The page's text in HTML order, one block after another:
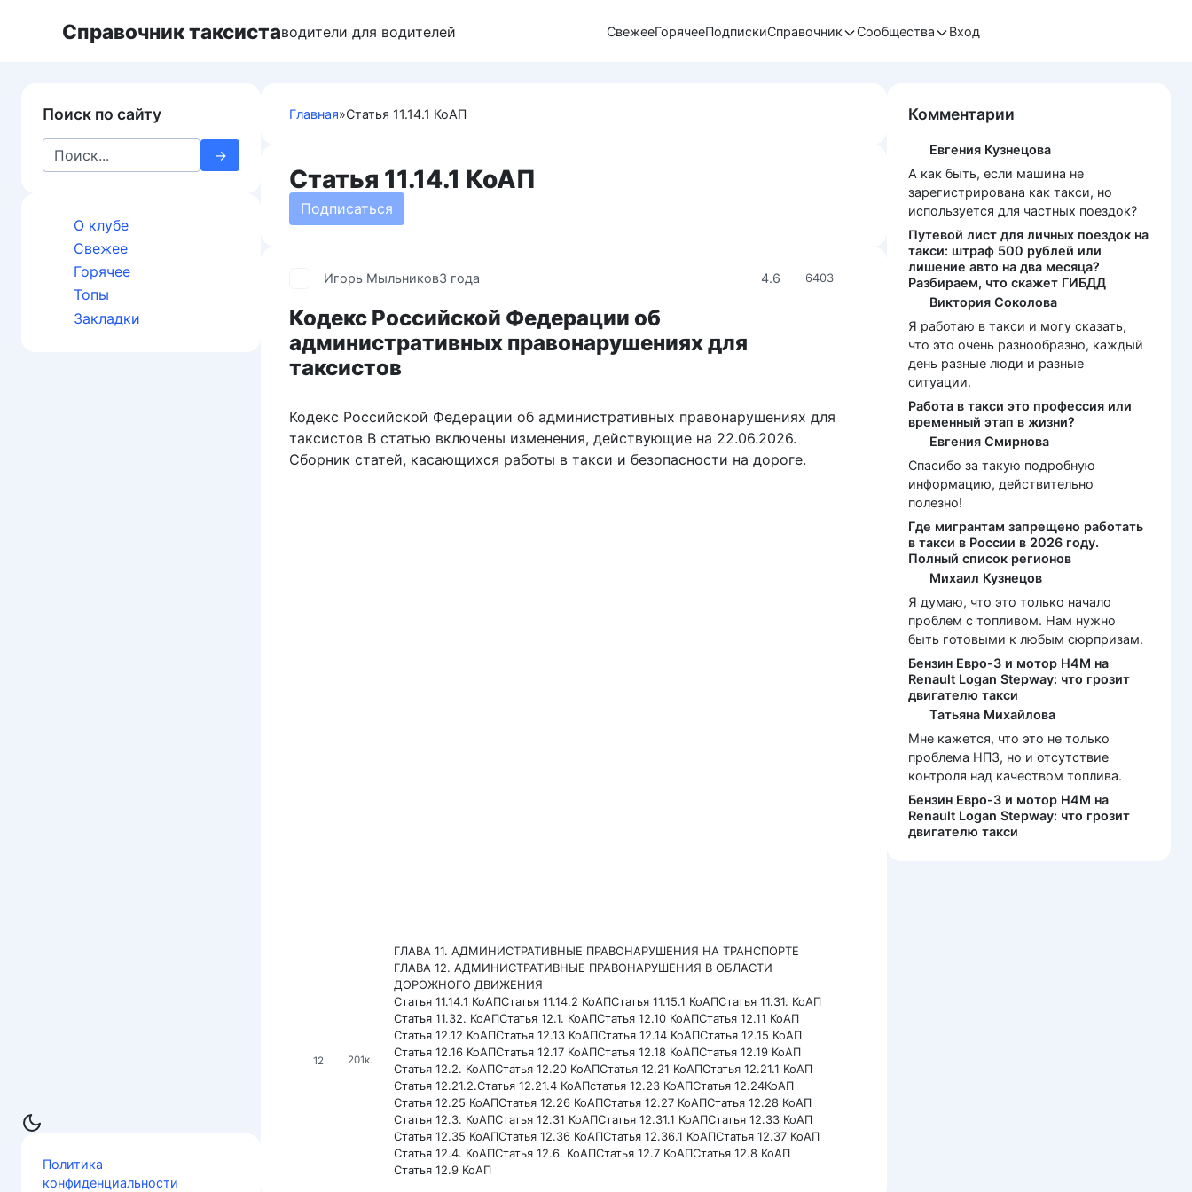
Справочник таксиставодители для водителей СвежееГорячееПодпискиСправочник Сообщества Вход
Главная»Статья 11.14.1 КоАП
Статья 11.14.1 КоАП
Подписаться
6403
4.6
Игорь Мыльников3 года
Кодекс Российской Федерации об
административных правонарушениях для
таксистов
Кодекс Российской Федерации об административных правонарушениях для
таксистов В статью включены изменения, действующие на 22.06.2026.
Сборник статей, касающихся работы в такси и безопасности на дороге.
12 201к.
ГЛАВА 11. АДМИНИСТРАТИВНЫЕ ПРАВОНАРУШЕНИЯ НА ТРАНСПОРТЕ
ГЛАВА 12. АДМИНИСТРАТИВНЫЕ ПРАВОНАРУШЕНИЯ В ОБЛАСТИ
ДОРОЖНОГО ДВИЖЕНИЯ
Статья 11.14.1 КоАПСтатья 11.14.2 КоАПСтатья 11.15.1 КоАПСтатья 11.31. КоАП
Статья 11.32. КоАПСтатья 12.1. КоАПСтатья 12.10 КоАПСтатья 12.11 КоАП
Статья 12.12 КоАПСтатья 12.13 КоАПСтатья 12.14 КоАПСтатья 12.15 КоАП
Статья 12.16 КоАПСтатья 12.17 КоАПСтатья 12.18 КоАПСтатья 12.19 КоАП
Статья 12.2. КоАПСтатья 12.20 КоАПСтатья 12.21 КоАПСтатья 12.21.1 КоАП
Статья 12.21.2.Статья 12.21.4 КоАПстатья 12.23 КоАПСтатья 12.24КоАП
Статья 12.25 КоАПСтатья 12.26 КоАПСтатья 12.27 КоАПСтатья 12.28 КоАП
Статья 12.3. КоАПСтатья 12.31 КоАПСтатья 12.31.1 КоАПСтатья 12.33 КоАП
Статья 12.35 КоАПСтатья 12.36 КоАПСтатья 12.36.1 КоАПСтатья 12.37 КоАП
Статья 12.4. КоАПСтатья 12.6. КоАПСтатья 12.7 КоАПСтатья 12.8 КоАП
Статья 12.9 КоАП
Поиск по сайту
Search
for:
О клубе
Свежее
Горячее
Топы
Закладки
Политика
конфиденциальности
Комментарии
Евгения Кузнецова
А как быть, если машина не
зарегистрирована как такси, но
используется для частных поездок?
Путевой лист для личных поездок на
такси: штраф 500 рублей или
лишение авто на два месяца?
Разбираем, что скажет ГИБДД
Виктория Соколова
Я работаю в такси и могу сказать,
что это очень разнообразно, каждый
день разные люди и разные
ситуации.
Работа в такси это профессия или
временный этап в жизни?
Евгения Смирнова
Спасибо за такую подробную
информацию, действительно
полезно!
Где мигрантам запрещено работать
в такси в России в 2026 году.
Полный список регионов
Михаил Кузнецов
Я думаю, что это только начало
проблем с топливом. Нам нужно
быть готовыми к любым сюрпризам.
Бензин Евро-3 и мотор H4M на
Renault Logan Stepway: что грозит
двигателю такси
Татьяна Михайлова
Мне кажется, что это не только
проблема НПЗ, но и отсутствие
контроля над качеством топлива.
Бензин Евро-3 и мотор H4M на
Renault Logan Stepway: что грозит
двигателю такси